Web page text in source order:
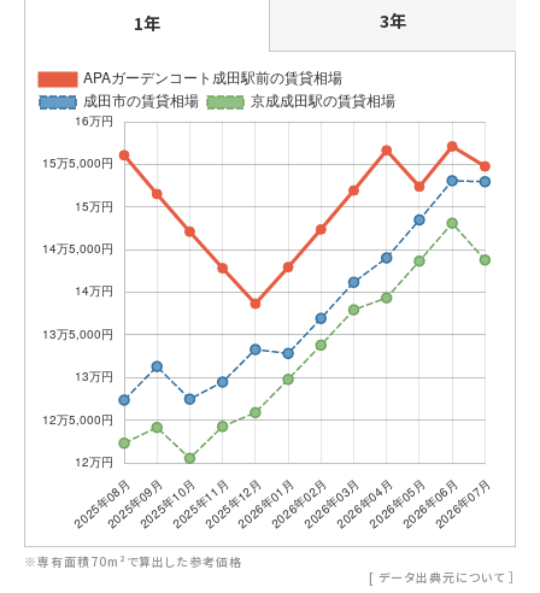
1年 3年
※専有面積70m²で算出した参考価格
[ データ出典元について ］